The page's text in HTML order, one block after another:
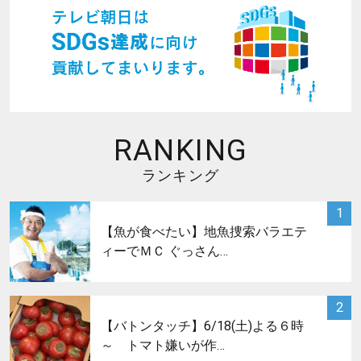
RANKING
ランキング
1
サムネイル
【魚が食べたい】地魚捜索バラエテ
ィーでＭＣ ぐっさん…
2
【バトンタッチ】6/18(土)よる６時
～ トマト嫌いが作…